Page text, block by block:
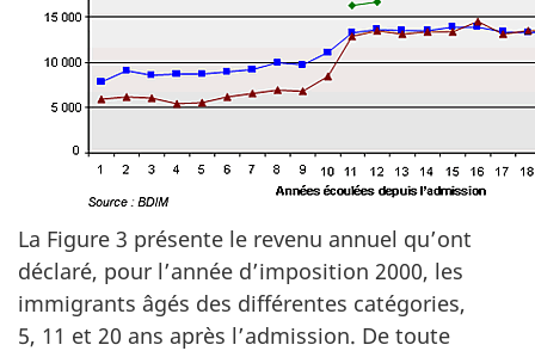
La Figure 3 présente le revenu annuel qu’ont
déclaré, pour l’année d’imposition 2000, les
immigrants âgés des différentes catégories,
5, 11 et 20 ans après l’admission. De toute